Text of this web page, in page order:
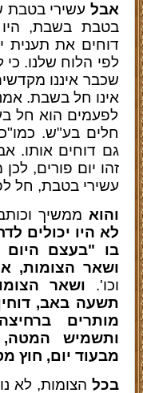
אבל עשירי בטבת
בטבת בשבת,
דוחים את תענית
לפי הלוח שלנו.
שכבר איננו
אינו חל בשבת.
לפעמים הוא חל
חלים בע"ש.
גם דוחים אותו.
זהו יום פורים,
עשירי בטבת, חל
והוא ממשיך
לא היו יכולים
בו "בעצם היום
ושאר הצומות,
וכו'. ושאר
תשעה באב,
מותרים
ותשמיש המטה,
מבעוד יום, חוץ
בכל הצומות, לא